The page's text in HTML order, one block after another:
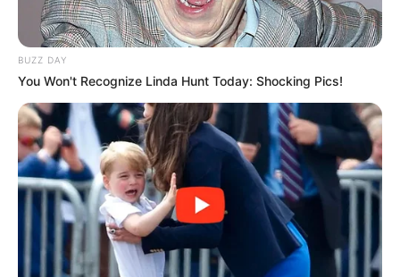
BUZZ DAY
You Won't Recognize Linda Hunt Today: Shocking Pics!